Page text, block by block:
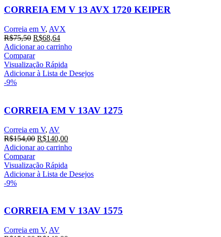
CORREIA EM V 13 AVX 1720 KEIPER
Correia em V, AVX
R$75,50 R$68,64
Adicionar ao carrinho
Comparar
Visualização Rápida
Adicionar à Lista de Desejos
-9%
CORREIA EM V 13AV 1275
Correia em V, AV
R$154,00 R$140,00
Adicionar ao carrinho
Comparar
Visualização Rápida
Adicionar à Lista de Desejos
-9%
CORREIA EM V 13AV 1575
Correia em V, AV